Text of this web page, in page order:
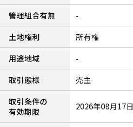
管理組合有無
-
土地権利
所有権
用途地域
-
取引態様
売主
取引条件の
有効期限
2026年08月17日